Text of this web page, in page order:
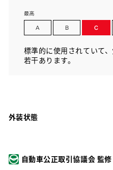
標準的に使用されていて
若干あります。
外装状態
自動車公正取引協議会 監修